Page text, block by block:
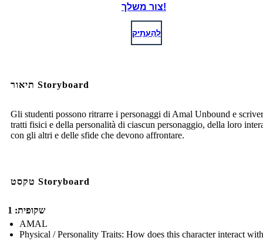
צור משלך!
לְהַעְתִיק
תיאור Storyboard
Gli studenti possono ritrarre i personaggi di Amal Unbound e
tratti fisici e della personalità di ciascun personaggio, della loro
con gli altri e delle sfide che devono affrontare.
טקסט Storyboard
שקופית: 1
AMAL
Physical / Personality Traits: How does this character interact with